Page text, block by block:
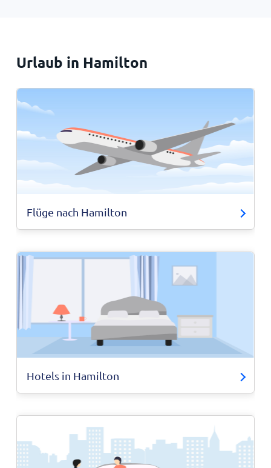
Urlaub in Hamilton
Flüge nach Hamilton
Hotels in Hamilton